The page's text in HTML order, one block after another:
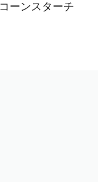
ーンスターチ